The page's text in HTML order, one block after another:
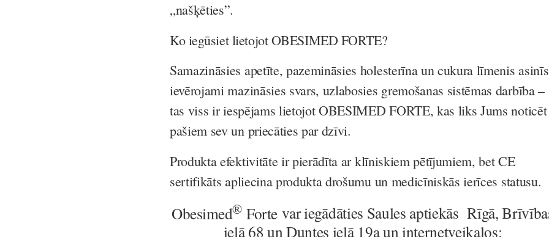
„našķēties”.
Ko iegūsiet lietojot OBESIMED FORTE?
Samazināsies apetīte, pazemināsies holesterīna un cukura līmenis
ievērojami mazināsies svars, uzlabosies gremošanas sistēmas darbība –
tas viss ir iespējams lietojot OBESIMED FORTE, kas liks Jums noticēt
pašiem sev un priecāties par dzīvi.
Produkta efektivitāte ir pierādīta ar klīniskiem pētījumiem, bet CE
sertifikāts apliecina produkta drošumu un medicīniskās ierīces statusu.
Obesimed®Fortevar iegādāties Saules aptiekās Rīgā,
ielā 68 un Duntes ielā 19a un internetveikalos: